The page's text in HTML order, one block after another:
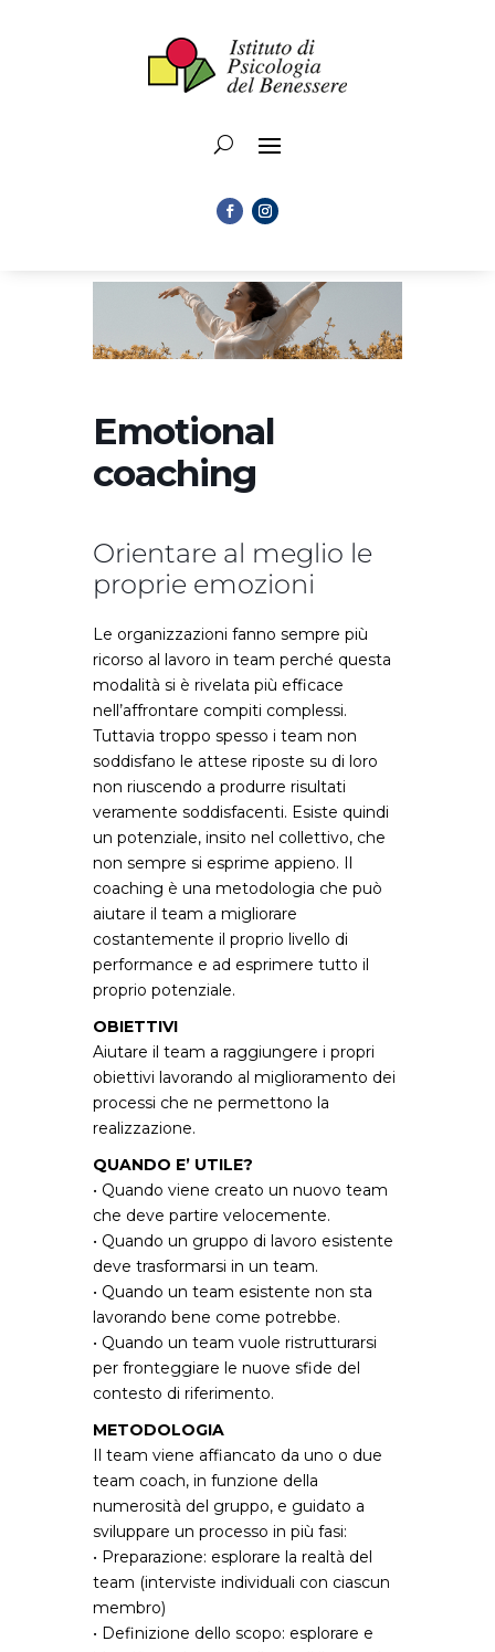
Emotional
coaching
Orientare al meglio le
proprie emozioni
Le organizzazioni fanno sempre più
ricorso al lavoro in team perché questa
modalità si è rivelata più efficace
nell’affrontare compiti complessi.
Tuttavia troppo spesso i team non
soddisfano le attese riposte su di loro
non riuscendo a produrre risultati
veramente soddisfacenti. Esiste quindi
un potenziale, insito nel collettivo, che
non sempre si esprime appieno. Il
coaching è una metodologia che può
aiutare il team a migliorare
costantemente il proprio livello di
performance e ad esprimere tutto il
proprio potenziale.
OBIETTIVI
Aiutare il team a raggiungere i propri
obiettivi lavorando al miglioramento dei
processi che ne permettono la
realizzazione.
QUANDO E’ UTILE?
• Quando viene creato un nuovo team
che deve partire velocemente.
• Quando un gruppo di lavoro esistente
deve trasformarsi in un team.
• Quando un team esistente non sta
lavorando bene come potrebbe.
• Quando un team vuole ristrutturarsi
per fronteggiare le nuove sfide del
contesto di riferimento.
METODOLOGIA
Il team viene affiancato da uno o due
team coach, in funzione della
numerosità del gruppo, e guidato a
sviluppare un processo in più fasi:
• Preparazione: esplorare la realtà del
team (interviste individuali con ciascun
membro)
• Definizione dello scopo: esplorare e